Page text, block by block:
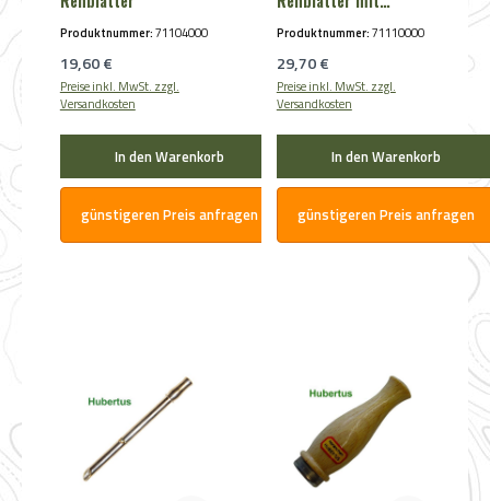
Produktnummer:71104000
Regulärer Preis:
19,60 €
Preise inkl. MwSt. zzgl.
Versandkosten
In den Warenkorb
günstigeren Preis anfragen
Produktnummer:71110000
Regulärer Preis:
29,70 €
Preise inkl. MwSt. zzgl.
Versandkosten
In den Warenkorb
günstigeren Preis anfragen